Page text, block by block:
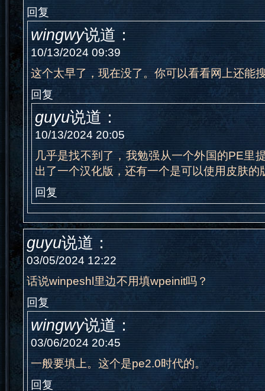
回复
wingwy说道：
10/13/2024 09:39
这个太早了，现在没了。你可以看看网上还能
回复
guyu说道：
10/13/2024 20:05
几乎是找不到了，我勉强从一个外国的PE里
出了一个汉化版，还有一个是可以使用皮肤的
回复
guyu说道：
03/05/2024 12:22
话说winpeshl里边不用填wpeinit吗？
回复
wingwy说道：
03/06/2024 20:45
一般要填上。这个是pe2.0时代的。
回复